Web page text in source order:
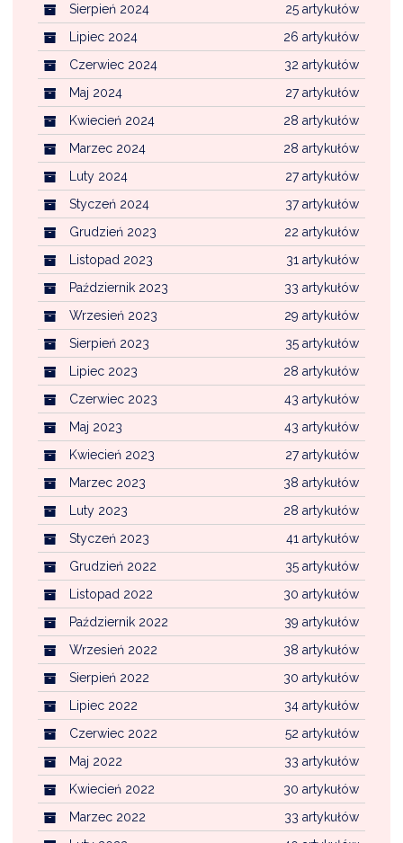
25 artykułów
Sierpień 2024
26 artykułów
Lipiec 2024
32 artykułów
Czerwiec 2024
27 artykułów
Maj 2024
28 artykułów
Kwiecień 2024
28 artykułów
Marzec 2024
27 artykułów
Luty 2024
37 artykułów
Styczeń 2024
22 artykułów
Grudzień 2023
31 artykułów
Listopad 2023
33 artykułów
Październik 2023
29 artykułów
Wrzesień 2023
35 artykułów
Sierpień 2023
28 artykułów
Lipiec 2023
43 artykułów
Czerwiec 2023
43 artykułów
Maj 2023
27 artykułów
Kwiecień 2023
38 artykułów
Marzec 2023
28 artykułów
Luty 2023
41 artykułów
Styczeń 2023
35 artykułów
Grudzień 2022
30 artykułów
Listopad 2022
39 artykułów
Październik 2022
38 artykułów
Wrzesień 2022
30 artykułów
Sierpień 2022
34 artykułów
Lipiec 2022
52 artykułów
Czerwiec 2022
33 artykułów
Maj 2022
30 artykułów
Kwiecień 2022
33 artykułów
Marzec 2022